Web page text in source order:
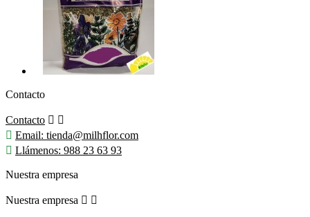
Contacto
Contacto  
 Email: tienda@milhflor.com
 Llámenos: 988 23 63 93
Nuestra empresa
Nuestra empresa  